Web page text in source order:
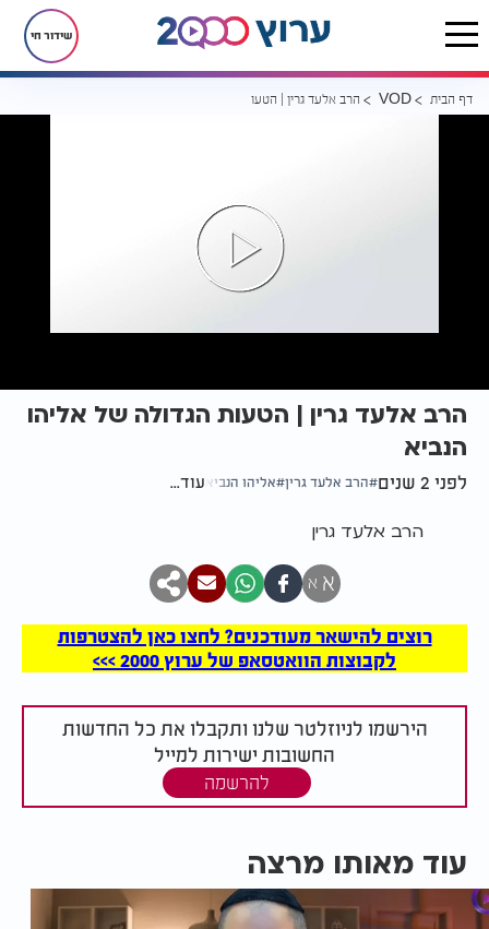
שידור חי
דף הבית VOD הרב אלעד גרין | הטעות הגדולה של אליהו הנביא
הרב אלעד גרין | הטעות הגדולה של אליהו
הנביא
לפני 2 שנים הרב אלעד גרין אליהו הנביא עוד...
הרב אלעד גרין
א א
רוצים להישאר מעודכנים? לחצו כאן להצטרפות
לקבוצות הוואטסאפ של ערוץ 2000 >>>
הירשמו לניוזלטר שלנו ותקבלו את כל החדשות
החשובות ישירות למייל
להרשמה
עוד מאותו מרצה